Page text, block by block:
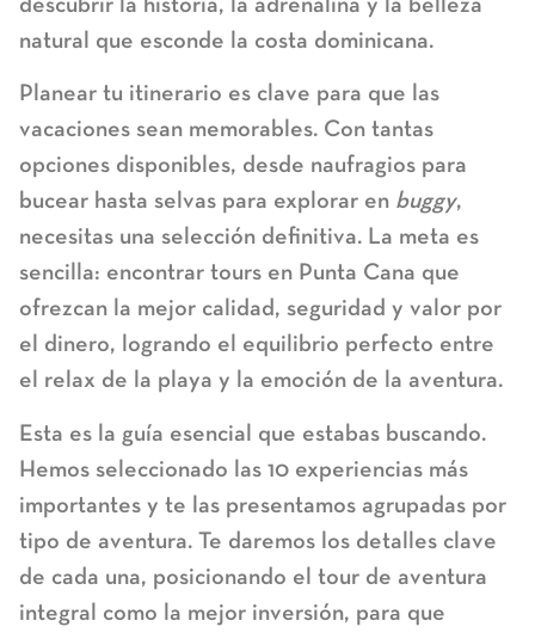
natural que esconde la costa dominicana.
Planear tu itinerario es clave para que las
vacaciones sean memorables. Con tantas
opciones disponibles, desde naufragios para
bucear hasta selvas para explorar en buggy,
necesitas una selección definitiva. La meta es
sencilla: encontrar tours en Punta Cana que
ofrezcan la mejor calidad, seguridad y valor por
el dinero, logrando el equilibrio perfecto entre
el relax de la playa y la emoción de la aventura.
Esta es la guía esencial que estabas buscando.
Hemos seleccionado las 10 experiencias más
importantes y te las presentamos agrupadas por
tipo de aventura. Te daremos los detalles clave
de cada una, posicionando el tour de aventura
integral como la mejor inversión, para que